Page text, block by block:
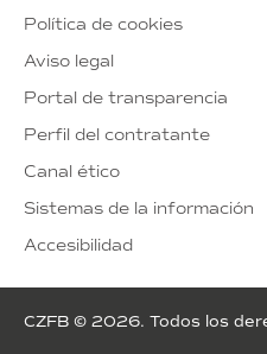
Política de cookies
Aviso legal
Portal de transparencia
Perfil del contratante
Canal ético
Sistemas de la información
Accesibilidad
CZFB © 2026. Todos los